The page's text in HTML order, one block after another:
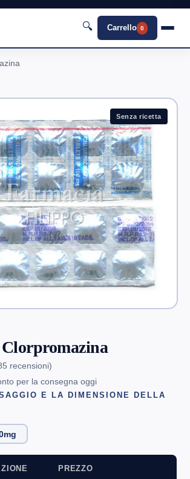
🔍 Carrello 0
Senza ricetta
recensioni)
per la consegna oggi
E LA DIMENSIONE DELLA
PREZZO